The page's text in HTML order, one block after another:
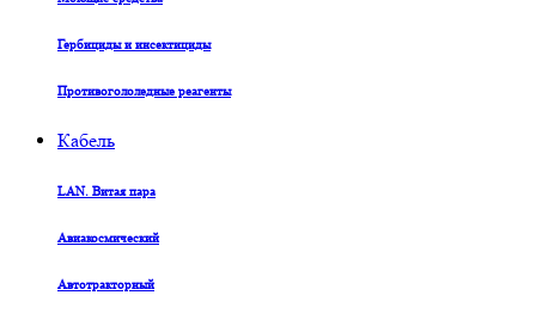
Гербициды и инсектициды
Противогололедные реагенты
Кабель
LAN. Витая пара
Авиакосмический
Автотракторный